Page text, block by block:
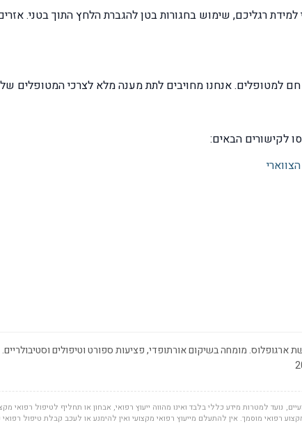
רגליכם, שימוש בחגורות בטן להגברת הלחץ התוך בטני.
למטופלים. אנחנו מחויבים לתת מענה מלא לצרכי המטופלים
לקישורים הבאים:
ארגופלוס. מומחה בשיקום אורתופדי, פציעות ספורט וטיפולים וסטיבולריים.
נועד למטרות מידע כללי בלבד ואינו מהווה ייעוץ רפואי, אבחון או תחליף לטיפול רפואי
רפואי מוסמך. אין להתעלם מייעוץ רפואי מקצועי ואין להימנע או לעכב קבלת טיפול